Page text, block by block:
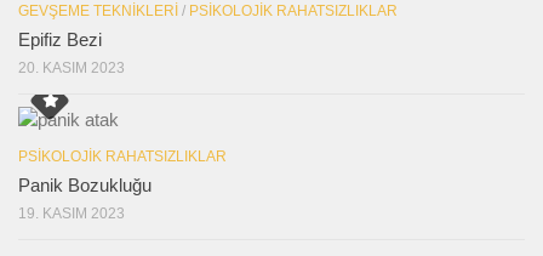
GEVŞEME TEKNIKLERI / PSIKOLOJIK RAHATSIZLIKLAR
Epifiz Bezi
20. KASIM 2023
PSIKOLOJIK RAHATSIZLIKLAR
Panik Bozukluğu
19. KASIM 2023